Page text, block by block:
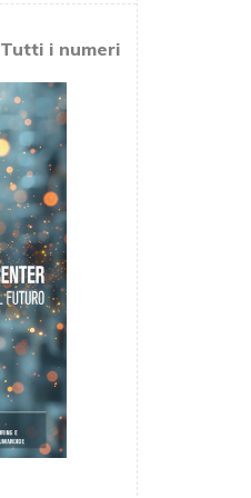
Tutti i numeri